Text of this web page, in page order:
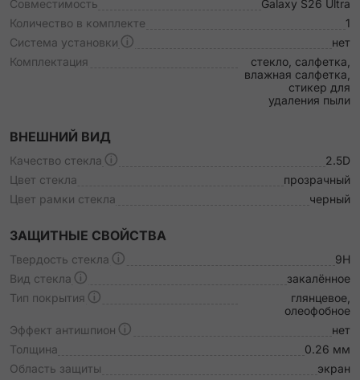
Совместимость
Galaxy S26 Ultra
Количество в комплекте
1
Система установки
нет
Комплектация
стекло, салфетка,
влажная салфетка,
стикер для
удаления пыли
ВНЕШНИЙ ВИД
Качество стекла
2.5D
Цвет стекла
прозрачный
Цвет рамки стекла
черный
ЗАЩИТНЫЕ СВОЙСТВА
Твердость стекла
9H
Вид стекла
закалённое
Тип покрытия
глянцевое,
олеофобное
Эффект антишпион
нет
Толщина
0.26 мм
Область защиты
экран